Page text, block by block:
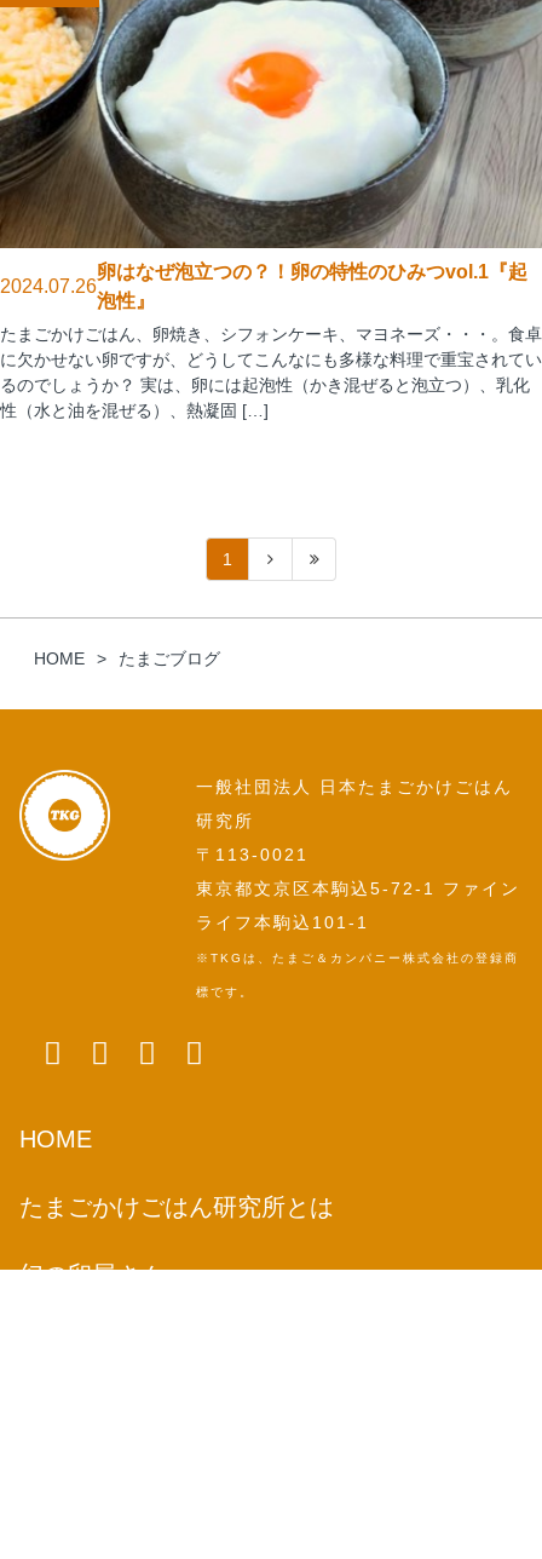
2024.07.26
卵はなぜ泡立つの？！卵の特性のひみつvol.1『起
泡性』
たまごかけごはん、卵焼き、シフォンケーキ、マヨネーズ・・・。食卓
に欠かせない卵ですが、どうしてこんなにも多様な料理で重宝されてい
るのでしょうか？ 実は、卵には起泡性（かき混ぜると泡立つ）、乳化
性（水と油を混ぜる）、熱凝固 […]
1
HOME たまごブログ
一般社団法人 日本たまごかけごはん
研究所
〒113-0021
東京都文京区本駒込5-72-1 ファイン
ライフ本駒込101-1
※TKGは、たまご＆カンパニー株式会社の登録商
標です。
HOME
たまごかけごはん研究所とは
幻の卵屋さん